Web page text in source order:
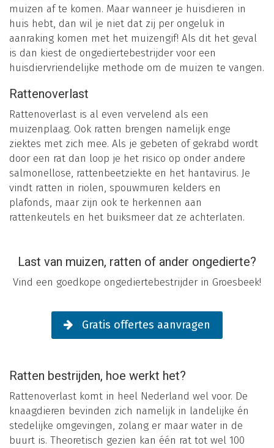
muizen af te komen. Maar wanneer je huisdieren in
huis hebt, dan wil je niet dat zij per ongeluk in
aanraking komen met het muizengif! Als dit het geval
is dan kiest de ongediertebestrijder voor een
huisdiervriendelijke methode om de muizen te vangen.
Rattenoverlast
Rattenoverlast is al even vervelend als een
muizenplaag. Ook ratten brengen namelijk enge
ziektes met zich mee. Als je gebeten of gekrabd wordt
door een rat dan loop je het risico op onder andere
salmonellose, rattenbeetziekte en het hantavirus. Je
vindt ratten in riolen, spouwmuren kelders en
plafonds, maar zijn ook te herkennen aan
rattenkeutels en het buiksmeer dat ze achterlaten.
Last van muizen, ratten of ander ongedierte?
Vind een goedkope ongediertebestrijder in Groesbeek!
Gratis offertes aanvragen
Ratten bestrijden, hoe werkt het?
Rattenoverlast komt in heel Nederland wel voor. De
knaagdieren bevinden zich namelijk in landelijke én
stedelijke omgevingen, zolang er maar water in de
buurt is. Theoretisch gezien kan één rat tot wel 100